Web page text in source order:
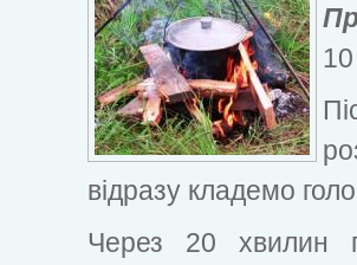
відразу кладемо
Через 20 хвилин